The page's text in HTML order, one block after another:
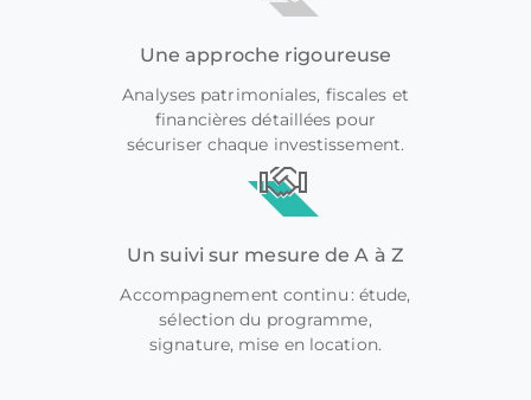
Une approche rigoureuse
Analyses patrimoniales, fiscales et
financières détaillées pour
sécuriser chaque investissement.
Un suivi sur mesure de A à Z
Accompagnement continu : étude,
sélection du programme,
signature, mise en location.